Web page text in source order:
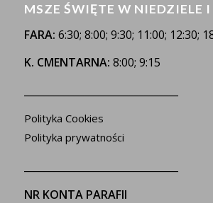
MSZE ŚWIĘTE W NIEDZIELE
FARA: 6:30; 8:00; 9:30; 11:00; 12:30;
K. CMENTARNA: 8:00; 9:15
Polityka Cookies
Polityka prywatności
NR KONTA PARAFII